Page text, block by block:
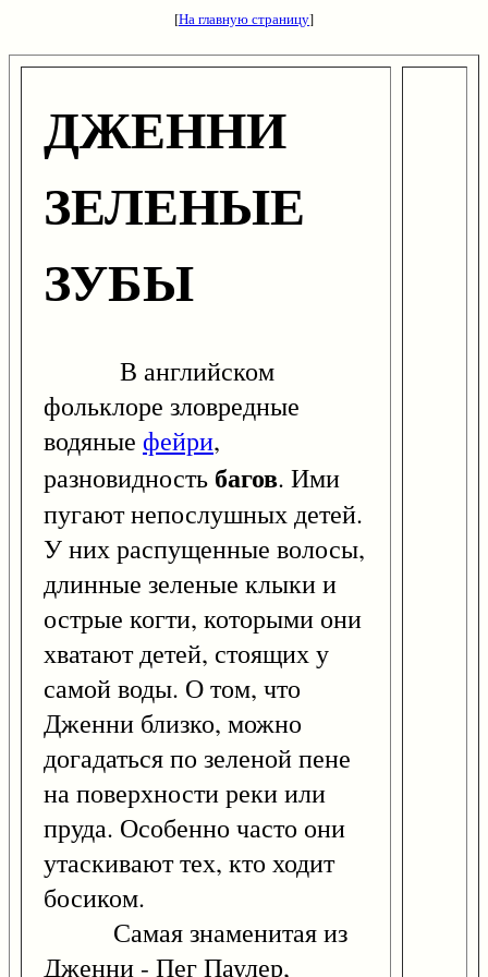
[На главную страницу]
ДЖЕННИ
ЗЕЛЕНЫЕ
ЗУБЫ
В английском
фольклоре зловредные
водяные фейри,
разновидность багов. Ими
пугают непослушных детей.
У них распущенные волосы,
длинные зеленые клыки и
острые когти, которыми они
хватают детей, стоящих у
самой воды. О том, что
Дженни близко, можно
догадаться по зеленой пене
на поверхности реки или
пруда. Особенно часто они
утаскивают тех, кто ходит
босиком.
Самая знаменитая из
Дженни - Пег Паулер,